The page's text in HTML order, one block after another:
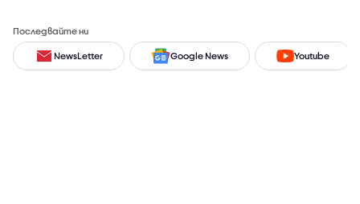
Последвайте ни
NewsLetter Google News Youtube